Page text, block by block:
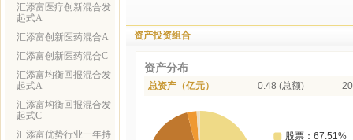
汇添富医疗创新混合发
起式A
汇添富创新医药混合A
汇添富创新医药混合C
汇添富均衡回报混合发
起式A
汇添富均衡回报混合发
起式C
汇添富优势行业一年持
资产投资组合
资产分布
总资产（亿元） 0.48 (总额)